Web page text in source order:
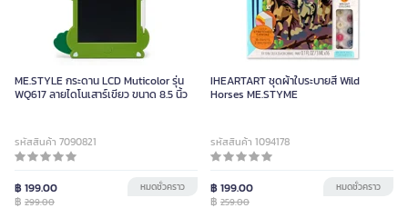
ME.STYLE กระดาน LCD Muticolor รุ่น
WQ617 ลายไดโนเสาร์เขียว ขนาด 8.5 นิ้ว
รหัสสินค้า 7090821
฿ 199.00
฿ 299.00
หมดชั่วคราว
IHEARTART ชุดผ้าใบระบายสี Wild
Horses ME.STYME
รหัสสินค้า 1094178
฿ 199.00
฿ 259.00
หมดชั่วคราว